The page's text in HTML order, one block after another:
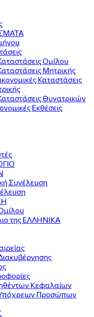
Ομίλου
Μητρικής
Καταστάσεις
Θυγατρικών
Εκθέσεις
Συνέλευση
της ΕΛΛΗΝΙΚΑ
Κεφαλαίων
Προσώπων